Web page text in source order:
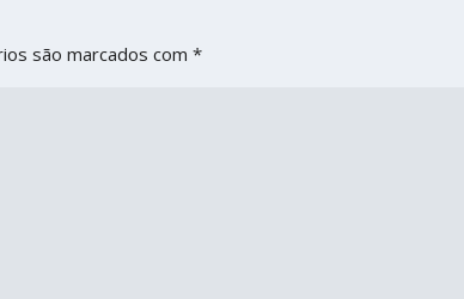
são marcados com*